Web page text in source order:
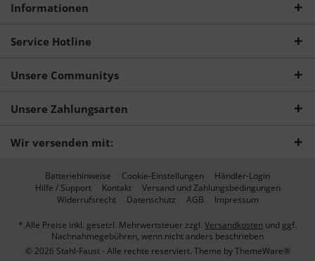
Informationen
Service Hotline
Unsere Communitys
Unsere Zahlungsarten
Wir versenden mit:
Batteriehinweise Cookie-Einstellungen
Händler-Login
Hilfe / Support
Kontakt
Versand und Zahlungsbedingungen
Widerrufsrecht
Datenschutz AGB Impressum
* Alle Preise inkl. gesetzl. Mehrwertsteuer zzgl. Versandkosten und ggf.
Nachnahmegebühren, wenn nicht anders beschrieben
© 2026 Stahl-Faust - Alle rechte reserviert. Theme byThemeWare®